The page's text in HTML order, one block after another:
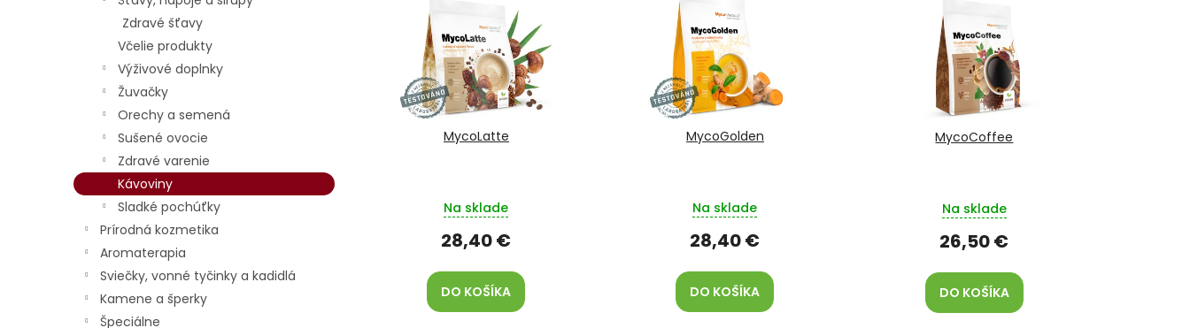
Zdravé šťavy
Včelie produkty
Výživové doplnky
Žuvačky
Orechy a semená
Sušené ovocie
Zdravé varenie
Kávoviny
Sladké pochúťky
Prírodná kozmetika
Aromaterapia
Sviečky, vonné tyčinky a kadidlá
Kamene a šperky
Špeciálne
MycoLatte
Na sklade
28,40 €
DO KOŠÍKA
MycoGolden
Na sklade
28,40 €
DO KOŠÍKA
MycoCoffee
Na sklade
26,50 €
DO KOŠÍKA